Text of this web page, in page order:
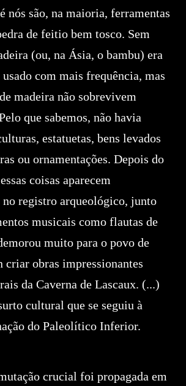
nós são, na maioria, ferramentas
de feitio bem tosco. Sem
(ou, na Ásia, o bambu) era
com mais frequência, mas
madeira não sobrevivem
que sabemos, não havia
estatuetas, bens levados
ou ornamentações. Depois do
coisas aparecem
no registro arqueológico, junto
musicais como flautas de
muito para o povo de
criar obras impressionantes
da Caverna de Lascaux. (...)
cultural que se seguiu à
do Paleolítico Inferior.
crucial foi propagada em